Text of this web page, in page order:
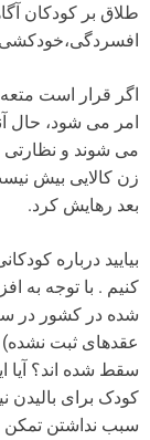
طلاق بر کودکان
افسردگی،خودکشی
اگر قرار است متعه
امر می شود، حال
می شوند و نظارتی
زن کالایی بیش
بعد رهایش کرد.
بیایید درباره
کنیم . با توجه به
عقدهای ثبت نشده)
سقط شده اند؟
کودک برای بالیدن
سبب نداشتن تمکن